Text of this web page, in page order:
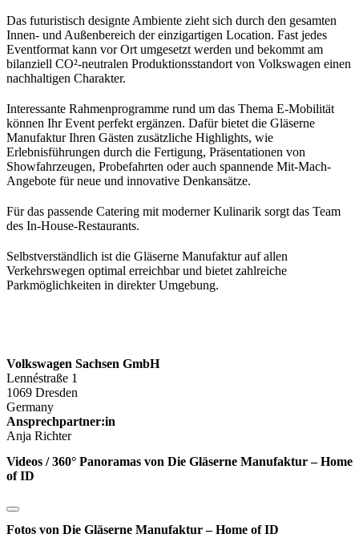
Das futuristisch designte Ambiente zieht sich durch den gesamten
Innen- und Außenbereich der einzigartigen Location. Fast jedes
Eventformat kann vor Ort umgesetzt werden und bekommt am
bilanziell CO²-neutralen Produktionsstandort von Volkswagen einen
nachhaltigen Charakter.
Interessante Rahmenprogramme rund um das Thema E-Mobilität
können Ihr Event perfekt ergänzen. Dafür bietet die Gläserne
Manufaktur Ihren Gästen zusätzliche Highlights, wie
Erlebnisführungen durch die Fertigung, Präsentationen von
Showfahrzeugen, Probefahrten oder auch spannende Mit-Mach-
Angebote für neue und innovative Denkansätze.
Für das passende Catering mit moderner Kulinarik sorgt das Team
des In-House-Restaurants.
Selbstverständlich ist die Gläserne Manufaktur auf allen
Verkehrswegen optimal erreichbar und bietet zahlreiche
Parkmöglichkeiten in direkter Umgebung.
Volkswagen Sachsen GmbH
Lennéstraße 1
1069 Dresden
Germany
Ansprechpartner:in
Anja Richter
Videos / 360° Panoramas von Die Gläserne Manufaktur – Home
of ID
Fotos von Die Gläserne Manufaktur – Home of ID